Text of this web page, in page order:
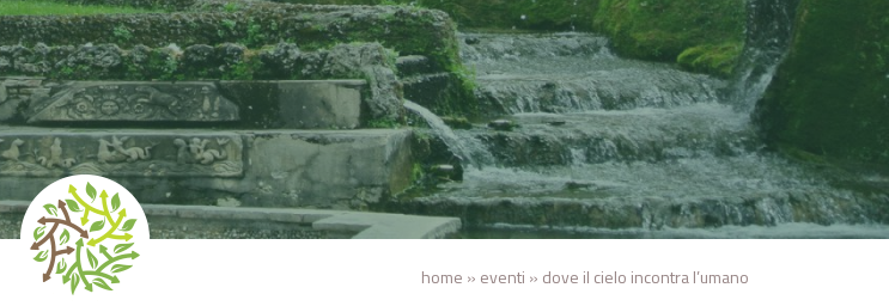
home » eventi » dove il cielo incontra l’umano